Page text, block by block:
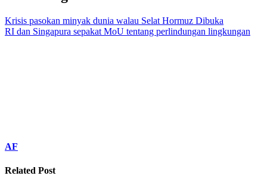
Krisis pasokan minyak dunia walau Selat Hormuz Dibuka
RI dan Singapura sepakat MoU tentang perlindungan lingkungan
AF
Related Post